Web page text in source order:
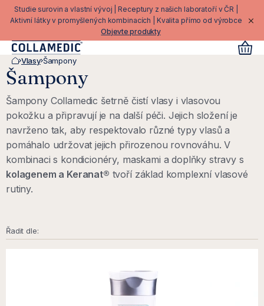
Přejít
na
Studie surovin a vlastní vývoj | Receptury z našich laboratoří v ČR |
Aktivní látky v promyšlených kombinacích | Kvalita přímo od výrobce
Objevte produkty
Domů
Vlasy Šampony
Šampony
Šampony Collamedic šetrně čistí vlasy i vlasovou
pokožku a připravují je na další péči. Jejich složení je
navrženo tak, aby respektovalo různé typy vlasů a
pomáhalo udržovat jejich přirozenou rovnováhu. V
kombinaci s kondicionéry, maskami a doplňky stravy s
kolagenem a Keranat® tvoří základ komplexní vlasové
rutiny.
Ř
V